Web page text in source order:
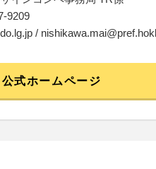
9209
/
公式ホームページ